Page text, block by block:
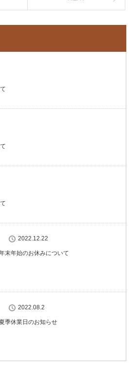
2022.12.22
末年始のお休みについて
2022.08.2
季休業日のお知らせ